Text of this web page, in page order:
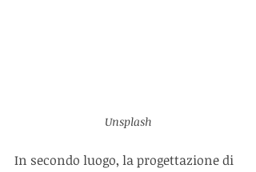
Unsplash
In secondo luogo, la progettazione di